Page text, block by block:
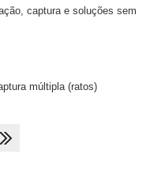
captura e soluções sem
múltipla (ratos)